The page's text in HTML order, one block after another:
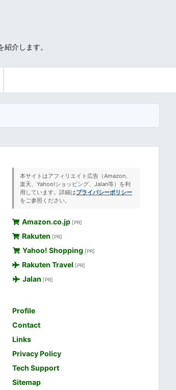
介します。
本サイトはアフィリエイト広告（Amazon、
楽天、Yahoo!ショッピング、Jalan等）を利
用しています。詳細はプライバシーポリシー
をご参照ください。
Amazon.co.jp [PR]
Rakuten [PR]
Yahoo! Shopping [PR]
Rakuten Travel [PR]
Jalan [PR]
Profile
Contact
Links
Privacy Policy
Tech Support
Sitemap